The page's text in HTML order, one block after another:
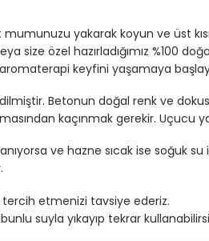
mumunuzu yakarak koyun ve üst
size özel hazırladığımız %100
aromaterapi keyfini yaşamaya
Betonun doğal renk ve
kaçınmak gerekir. Uçucu
ve hazne sıcak ise soğuk su
tercih etmenizi tavsiye ederiz.
suyla yıkayıp tekrar